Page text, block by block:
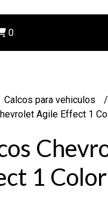
0
Calcos para vehiculos
Agile Effect 1
1